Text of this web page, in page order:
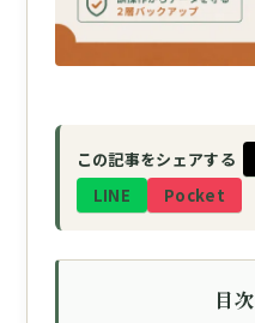
この記事をシェアする
LINE
Pocket
目次